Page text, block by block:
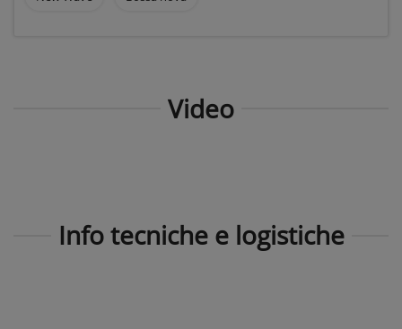
Video
Info tecniche e logistiche